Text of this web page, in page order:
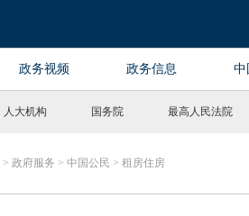
人大机构 国务院 最高人民法院
> 政府服务 > 中国公民 > 租房住房